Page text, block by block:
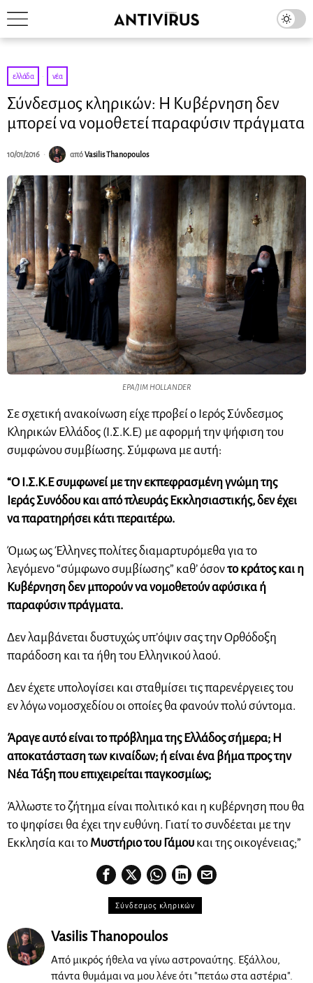
ελλάδα · νέα
Σύνδεσμος κληρικών: H Κυβέρνηση δεν
μπορεί να νομοθετεί παραφύσιν πράγματα
10/01/2016 απόVasilis Thanopoulos
EPA/JIM HOLLANDER
Σε σχετική ανακοίνωση είχε προβεί ο Ιερός Σύνδεσμος
Κληρικών Ελλάδος (Ι.Σ.Κ.Ε) με αφορμή την ψήφιση του
συμφώνου συμβίωσης. Σύμφωνα με αυτή:
“Ο Ι.Σ.Κ.Ε συμφωνεί με την εκπεφρασμένη γνώμη της
Ιεράς Συνόδου και από πλευράς Εκκλησιαστικής, δεν έχει
να παρατηρήσει κάτι περαιτέρω.
Όμως ως Έλληνες πολίτες διαμαρτυρόμεθα για το
λεγόμενο “σύμφωνο συμβίωσης” καθ’ όσοντο κράτος και η
Κυβέρνηση δεν μπορούν να νομοθετούν αφύσικα ή
παραφύσιν πράγματα.
Δεν λαμβάνεται δυστυχώς υπ’όψιν σας την Ορθόδοξη
παράδοση και τα ήθη του Ελληνικού λαού.
Δεν έχετε υπολογίσει και σταθμίσει τις παρενέργειες του
εν λόγω νομοσχεδίου οι οποίες θα φανούν πολύ σύντομα.
Άραγε αυτό είναι το πρόβλημα της Ελλάδος σήμερα; Η
αποκατάσταση των κιναίδων; ή είναι ένα βήμα προς την
Νέα Τάξη που επιχειρείται παγκοσμίως;
Άλλωστε το ζήτημα είναι πολιτικό και η κυβέρνηση που θα
το ψηφίσει θα έχει την ευθύνη. Γιατί το συνδέεται με την
Εκκλησία και το Μυστήριο του Γάμου και της οικογένειας;”
Σύνδεσμος κληρικών
Vasilis Thanopoulos
Από μικρός ήθελα να γίνω αστροναύτης. Εξάλλου,
πάντα θυμάμαι να μου λένε ότι "πετάω στα αστέρια".